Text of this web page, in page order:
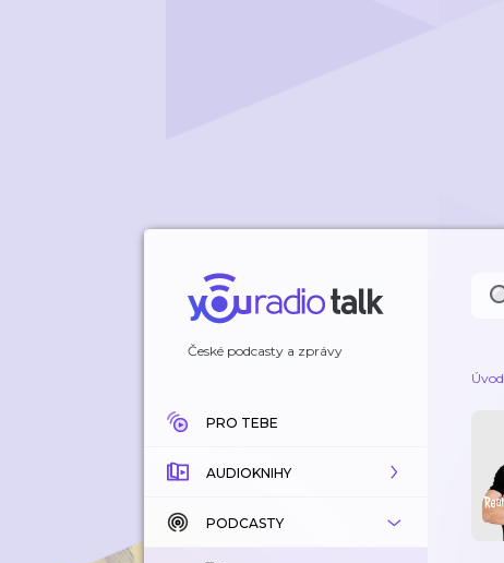
České podcasty a zprávy
PRO TEBE
AUDIOKNIHY
KATALOG
PODCASTY
Úvod